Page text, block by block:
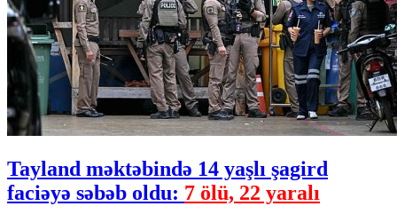
Tayland məktəbində 14 yaşlı şagird
faciəyə səbəb oldu: 7 ölü, 22 yaralı